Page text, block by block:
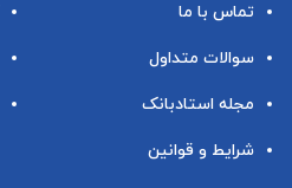
تماس با ما
سوالات متداول
مجله استادبانک
شرایط و قوانین